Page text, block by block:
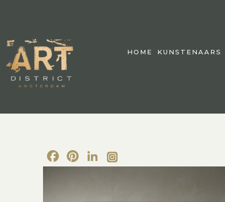
HOME KUNSTENAARS
Facebook
Pinterest
LinkedIn